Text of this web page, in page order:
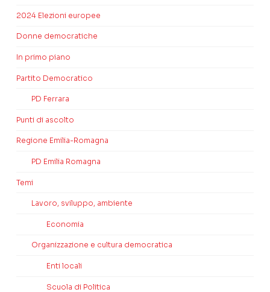
2024 Elezioni europee
Donne democratiche
In primo piano
Partito Democratico
PD Ferrara
Punti di ascolto
Regione Emilia-Romagna
PD Emilia Romagna
Temi
Lavoro, sviluppo, ambiente
Economia
Organizzazione e cultura democratica
Enti locali
Scuola di Politica